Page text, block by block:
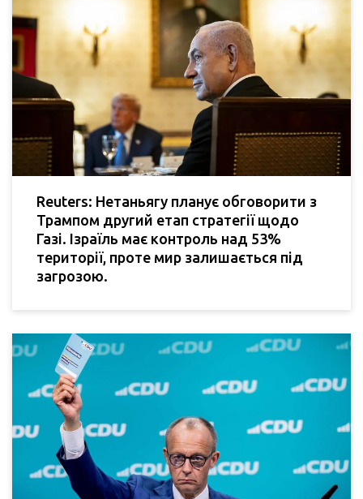
Reuters: Нетаньягу планує обговорити з
Трампом другий етап стратегії щодо
Газі. Ізраїль має контроль над 53%
території, проте мир залишається під
загрозою.